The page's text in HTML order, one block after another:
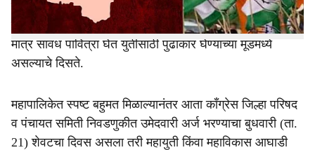
काँग्रेसचा आत्मविश्वास कमालीच्या बळावलेला दिसतो. त्यामुळे
काँग्रेस कडून स्वबळाची चाचपणी केली जात आहे. दुसरीकडे भाजप
मात्र सावध पावित्रा घेत युतीसाठी पुढाकार घेण्याच्या मूडमध्ये
असल्याचे दिसते.
महापालिकेत स्पष्ट बहुमत मिळाल्यानंतर आता काँग्रेस जिल्हा परिषद
व पंचायत समिती निवडणुकीत उमेदवारी अर्ज भरण्याचा बुधवारी (ता.
21) शेवटचा दिवस असला तरी महायुती किंवा महाविकास आघाडी